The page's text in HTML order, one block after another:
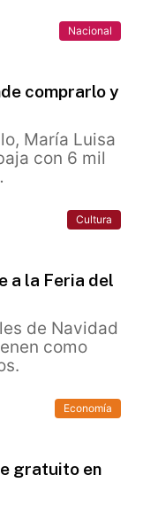
Nacional
comprarlo y
María Luisa
con 6 mil
Cultura
a la Feria del
de Navidad
como
Economía
gratuito en